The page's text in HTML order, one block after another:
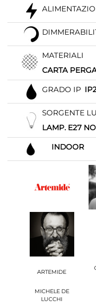
MATERIALI
CARTA
GRADO IP
SORGENTE
LAMP. E27
INDOOR
ARTEMIDE
MICHELE DE
LUCCHI